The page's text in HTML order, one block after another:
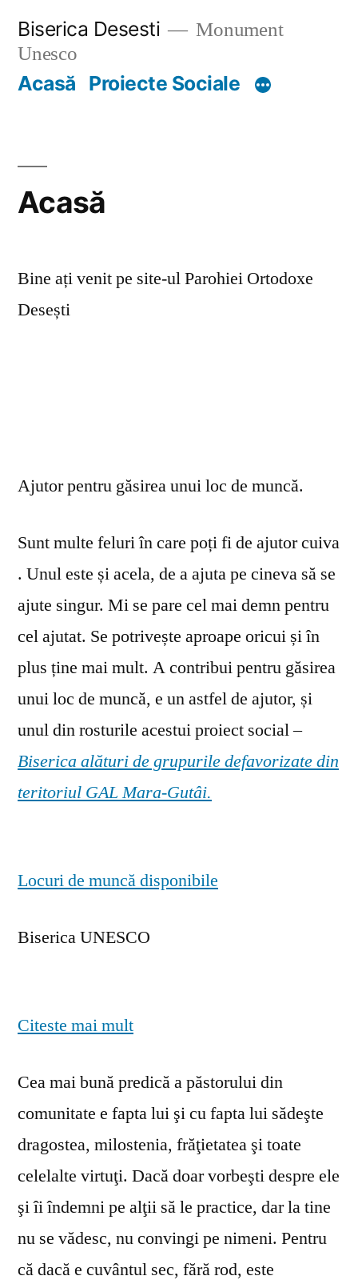
content
Biserica Desesti
Monument
Unesco
Acasă Proiecte Sociale
Acasă
Bine ați venit pe site-ul Parohiei Ortodoxe
Desești
Ajutor pentru găsirea unui loc de muncă.
Sunt multe feluri în care poți fi de ajutor cuiva
. Unul este și acela, de a ajuta pe cineva să se
ajute singur. Mi se pare cel mai demn pentru
cel ajutat. Se potrivește aproape oricui și în
plus ține mai mult. A contribui pentru găsirea
unui loc de muncă, e un astfel de ajutor, și
unul din rosturile acestui proiect social –
Biserica alături de grupurile defavorizate din
teritoriul GAL Mara-Gutâi.
Locuri de muncă disponibile
Biserica UNESCO
Citeste mai mult
Cea mai bună predică a păstorului din
comunitate e fapta lui şi cu fapta lui sădeşte
dragostea, milostenia, frăţietatea şi toate
celelalte virtuţi. Dacă doar vorbeşti despre ele
şi îi îndemni pe alţii să le practice, dar la tine
nu se vă­desc, nu convingi pe nimeni. Pentru
că dacă e cuvântul sec, fără rod, este